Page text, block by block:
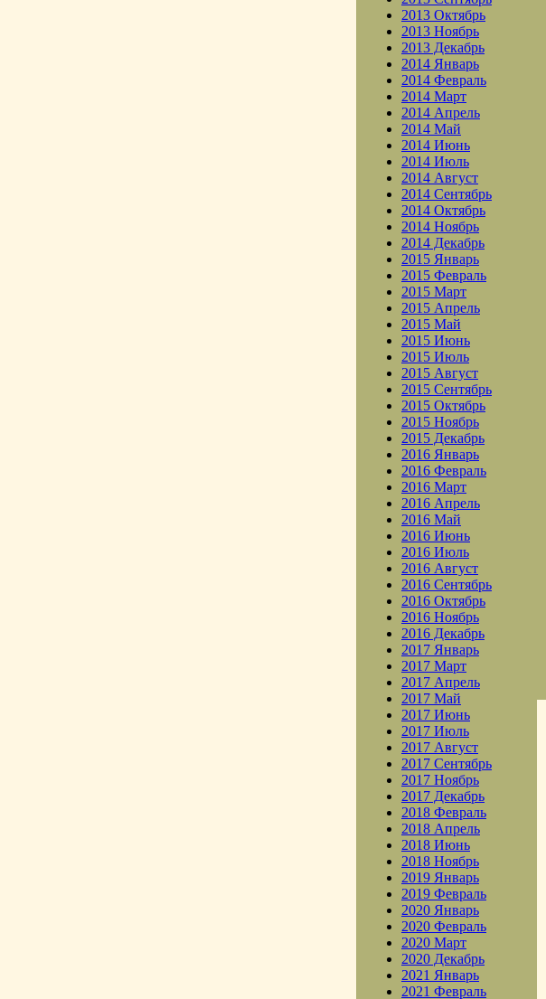
2013 Октябрь
2013 Ноябрь
2013 Декабрь
2014 Январь
2014 Февраль
2014 Март
2014 Апрель
2014 Май
2014 Июнь
2014 Июль
2014 Август
2014 Сентябрь
2014 Октябрь
2014 Ноябрь
2014 Декабрь
2015 Январь
2015 Февраль
2015 Март
2015 Апрель
2015 Май
2015 Июнь
2015 Июль
2015 Август
2015 Сентябрь
2015 Октябрь
2015 Ноябрь
2015 Декабрь
2016 Январь
2016 Февраль
2016 Март
2016 Апрель
2016 Май
2016 Июнь
2016 Июль
2016 Август
2016 Сентябрь
2016 Октябрь
2016 Ноябрь
2016 Декабрь
2017 Январь
2017 Март
2017 Апрель
2017 Май
2017 Июнь
2017 Июль
2017 Август
2017 Сентябрь
2017 Ноябрь
2017 Декабрь
2018 Февраль
2018 Апрель
2018 Июнь
2018 Ноябрь
2019 Январь
2019 Февраль
2020 Январь
2020 Февраль
2020 Март
2020 Декабрь
2021 Январь
2021 Февраль